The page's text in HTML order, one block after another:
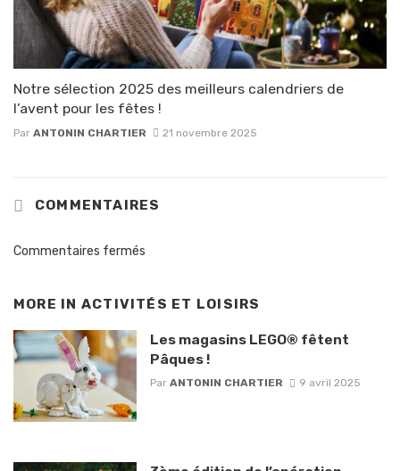
Notre sélection 2025 des meilleurs calendriers de
l’avent pour les fêtes !
Par ANTONIN CHARTIER 21 novembre 2025
COMMENTAIRES
Commentaires fermés
MORE IN ACTIVITÉS ET LOISIRS
Les magasins LEGO® fêtent
Pâques !
Par ANTONIN CHARTIER 9 avril 2025